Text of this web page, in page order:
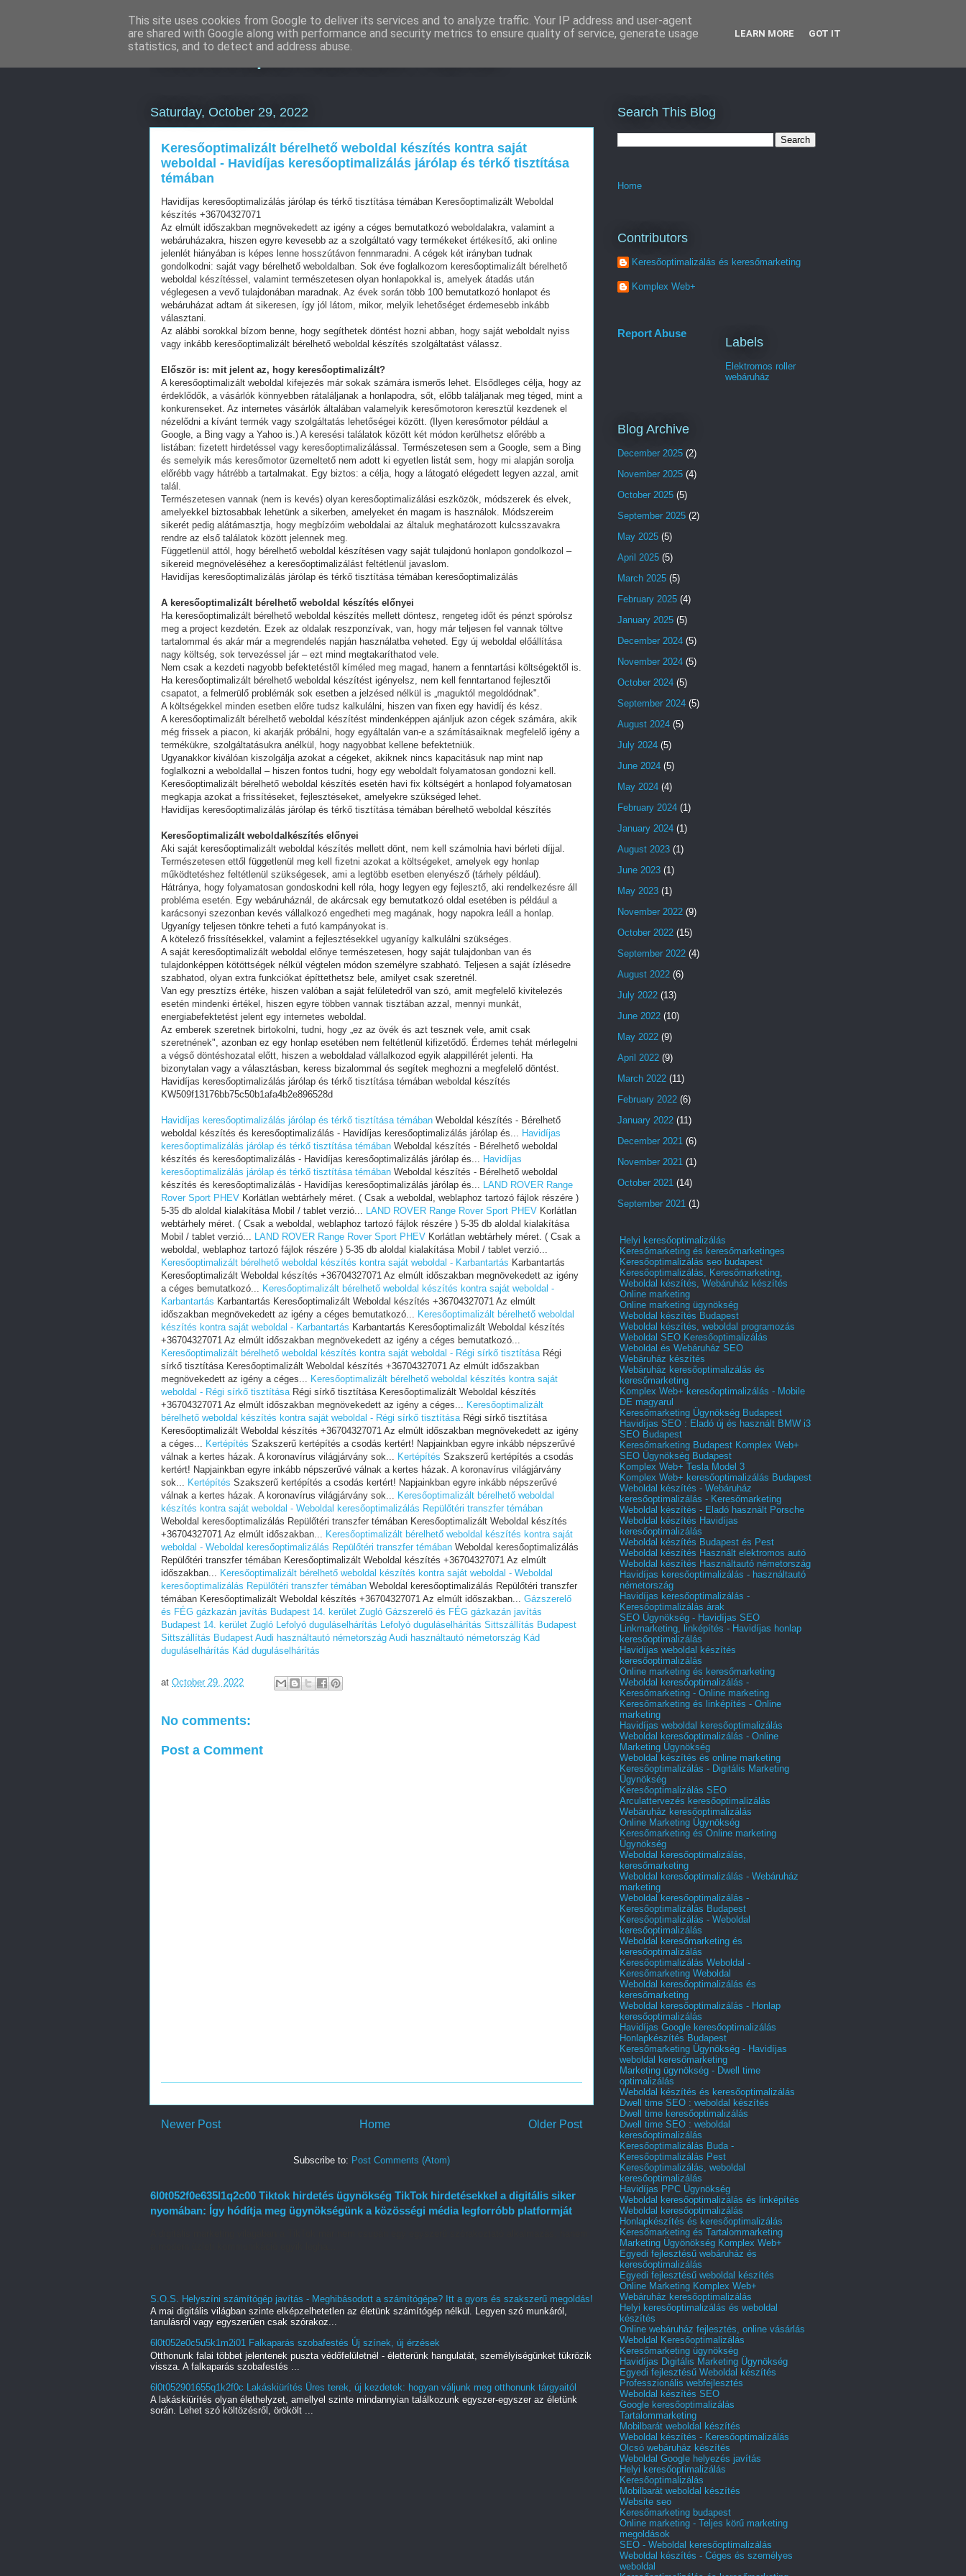
Keresőoptimalizálás : klíma
Saturday, October 29, 2022
Keresőoptimalizált bérelhető weboldal készítés kontra saját
weboldal - Havidíjas keresőoptimalizálás járólap és térkő tisztítása
témában
Havidíjas keresőoptimalizálás járólap és térkő tisztítása témában Keresőoptimalizált Weboldal
készítés +36704327071
Az elmúlt időszakban megnövekedett az igény a céges bemutatkozó weboldalakra, valamint a
webáruházakra, hiszen egyre kevesebb az a szolgáltató vagy termékeket értékesítő, aki online
jelenlét hiányában is képes lenne hosszútávon fennmaradni. A cégek két irányban tudnak
gondolkodni: saját vagy bérelhető weboldalban. Sok éve foglalkozom keresőoptimalizált bérelhető
weboldal készítéssel, valamint természetesen olyan honlapokkal is, amelyek átadás után
véglegesen a vevő tulajdonában maradnak. Az évek során több 100 bemutatkozó honlapot és
webáruházat adtam át sikeresen, így jól látom, mikor, melyik lehetőséget érdemesebb inkább
választani.
Az alábbi sorokkal bízom benne, hogy segíthetek döntést hozni abban, hogy saját weboldalt nyiss
vagy inkább keresőoptimalizált bérelhető weboldal készítés szolgáltatást válassz.
Először is: mit jelent az, hogy keresőoptimalizált?
A keresőoptimalizált weboldal kifejezés már sokak számára ismerős lehet. Elsődleges célja, hogy az
érdeklődők, a vásárlók könnyebben rátaláljanak a honlapodra, sőt, előbb találjanak meg téged, mint a
konkurenseket. Az internetes vásárlók általában valamelyik keresőmotoron keresztül kezdenek el
nézelődni a kívánt termék vagy szolgáltatás lehetőségei között. (Ilyen keresőmotor például a
Google, a Bing vagy a Yahoo is.) A keresési találatok között két módon kerülhetsz előrébb a
listában: fizetett hirdetéssel vagy keresőoptimalizálással. Természetesen sem a Google, sem a Bing
és semelyik más keresőmotor üzemeltető nem adott ki egyetlen listát sem, hogy mi alapján sorolja
előrébb vagy hátrébb a tartalmakat. Egy biztos: a célja, hogy a látogató elégedett legyen azzal, amit
talál.
Természetesen vannak (nem is kevés) olyan keresőoptimalizálási eszközök, módszerek és elvek,
amelyekkel biztosabbak lehetünk a sikerben, amelyeket én magam is használok. Módszereim
sikerét pedig alátámasztja, hogy megbízóim weboldalai az általuk meghatározott kulcsszavakra
rendre az első találatok között jelennek meg.
Függetlenül attól, hogy bérelhető weboldal készítésen vagy saját tulajdonú honlapon gondolkozol –
sikereid megnöveléséhez a keresőoptimalizálást feltétlenül javaslom.
Havidíjas keresőoptimalizálás járólap és térkő tisztítása témában keresőoptimalizálás
A keresőoptimalizált bérelhető weboldal készítés előnyei
Ha keresőoptimalizált bérelhető weboldal készítés mellett döntesz, rengeteg időt és pénzt spórolsz
meg a project kezdetén. Ezek az oldalak reszponzívak, van, hogy már teljesen fel vannak töltve
tartalommal és akár már a megrendelés napján használatba veheted. Egy új weboldal előállítása
nagy költség, sok tervezéssel jár – ezt mind megtakaríthatod vele.
Nem csak a kezdeti nagyobb befektetéstől kíméled meg magad, hanem a fenntartási költségektől is.
Ha keresőoptimalizált bérelhető weboldal készítést igényelsz, nem kell fenntartanod fejlesztői
csapatot, a felmerülő problémák sok esetben a jelzésed nélkül is „maguktól megoldódnak".
A költségekkel minden esetben előre tudsz kalkulálni, hiszen van fixen egy havidíj és kész.
A keresőoptimalizált bérelhető weboldal készítést mindenképpen ajánljuk azon cégek számára, akik
még frissek a piacon, ki akarják próbálni, hogy egyáltalán van-e a számításaiknak megfelelő igény a
termékükre, szolgáltatásukra anélkül, hogy nagyobbat kellene befektetniük.
Ugyanakkor kiválóan kiszolgálja azokat a cégeket, akiknek nincs kapacitásuk nap mint nap
foglalkozni a weboldallal – hiszen fontos tudni, hogy egy weboldalt folyamatosan gondozni kell.
Keresőoptimalizált bérelhető weboldal készítés esetén havi fix költségért a honlapod folyamatosan
megkapja azokat a frissítéseket, fejlesztéseket, amelyekre szükséged lehet.
Havidíjas keresőoptimalizálás járólap és térkő tisztítása témában bérelhető weboldal készítés
Keresőoptimalizált weboldalkészítés előnyei
Aki saját keresőoptimalizált weboldal készítés mellett dönt, nem kell számolnia havi bérleti díjjal.
Természetesen ettől függetlenül meg kell fizetni azokat a költségeket, amelyek egy honlap
működtetéshez feltétlenül szükségesek, ami a legtöbb esetben elenyésző (tárhely például).
Hátránya, hogy folyamatosan gondoskodni kell róla, hogy legyen egy fejlesztő, aki rendelkezésre áll
probléma esetén. Egy webáruháznál, de akárcsak egy bemutatkozó oldal esetében is például a
karácsonyi szezonban kevés vállalkozó engedheti meg magának, hogy napokra leáll a honlap.
Ugyanígy teljesen tönkre teheti a futó kampányokat is.
A kötelező frissítésekkel, valamint a fejlesztésekkel ugyanígy kalkulálni szükséges.
A saját keresőoptimalizált weboldal előnye természetesen, hogy saját tulajdonban van és
tulajdonképpen kötöttségek nélkül végtelen módon személyre szabható. Teljesen a saját ízlésedre
szabhatod, olyan extra funkciókat építtethetsz bele, amilyet csak szeretnél.
Van egy presztízs értéke, hiszen valóban a saját felületedről van szó, amit megfelelő kivitelezés
esetén mindenki értékel, hiszen egyre többen vannak tisztában azzal, mennyi munkát,
energiabefektetést jelent egy internetes weboldal.
Az emberek szeretnek birtokolni, tudni, hogy „ez az övék és azt tesznek vele, amit csak
szeretnének", azonban ez egy honlap esetében nem feltétlenül kifizetődő. Érdemes tehát mérlegelni
a végső döntéshozatal előtt, hiszen a weboldalad vállalkozod egyik alappillérét jelenti. Ha
bizonytalan vagy a választásban, keress bizalommal és segítek meghozni a megfelelő döntést.
Havidíjas keresőoptimalizálás járólap és térkő tisztítása témában weboldal készítés
KW509f13176bb75c50b1afa4b2e896528d
Havidíjas keresőoptimalizálás járólap és térkő tisztítása témában Weboldal készítés - Bérelhető
weboldal készítés és keresőoptimalizálás - Havidíjas keresőoptimalizálás járólap és... Havidíjas
keresőoptimalizálás járólap és térkő tisztítása témában Weboldal készítés - Bérelhető weboldal
készítés és keresőoptimalizálás - Havidíjas keresőoptimalizálás járólap és... Havidíjas
keresőoptimalizálás járólap és térkő tisztítása témában Weboldal készítés - Bérelhető weboldal
készítés és keresőoptimalizálás - Havidíjas keresőoptimalizálás járólap és... LAND ROVER Range
Rover Sport PHEV Korlátlan webtárhely méret. ( Csak a weboldal, weblaphoz tartozó fájlok részére )
5-35 db aloldal kialakítása Mobil / tablet verzió... LAND ROVER Range Rover Sport PHEV Korlátlan
webtárhely méret. ( Csak a weboldal, weblaphoz tartozó fájlok részére ) 5-35 db aloldal kialakítása
Mobil / tablet verzió... LAND ROVER Range Rover Sport PHEV Korlátlan webtárhely méret. ( Csak a
weboldal, weblaphoz tartozó fájlok részére ) 5-35 db aloldal kialakítása Mobil / tablet verzió...
Keresőoptimalizált bérelhető weboldal készítés kontra saját weboldal - Karbantartás Karbantartás
Keresőoptimalizált Weboldal készítés +36704327071 Az elmúlt időszakban megnövekedett az igény
a céges bemutatkozó... Keresőoptimalizált bérelhető weboldal készítés kontra saját weboldal -
Karbantartás Karbantartás Keresőoptimalizált Weboldal készítés +36704327071 Az elmúlt
időszakban megnövekedett az igény a céges bemutatkozó... Keresőoptimalizált bérelhető weboldal
készítés kontra saját weboldal - Karbantartás Karbantartás Keresőoptimalizált Weboldal készítés
+36704327071 Az elmúlt időszakban megnövekedett az igény a céges bemutatkozó...
Keresőoptimalizált bérelhető weboldal készítés kontra saját weboldal - Régi sírkő tisztításaRégi
sírkő tisztítása Keresőoptimalizált Weboldal készítés +36704327071 Az elmúlt időszakban
megnövekedett az igény a céges... Keresőoptimalizált bérelhető weboldal készítés kontra saját
weboldal - Régi sírkő tisztításaRégi sírkő tisztítása Keresőoptimalizált Weboldal készítés
+36704327071 Az elmúlt időszakban megnövekedett az igény a céges... Keresőoptimalizált
bérelhető weboldal készítés kontra saját weboldal - Régi sírkő tisztításaRégi sírkő tisztítása
Keresőoptimalizált Weboldal készítés +36704327071 Az elmúlt időszakban megnövekedett az igény
a céges... Kertépítés Szakszerű kertépítés a csodás kertért! Napjainkban egyre inkább népszerűvé
válnak a kertes házak. A koronavírus világjárvány sok... Kertépítés Szakszerű kertépítés a csodás
kertért! Napjainkban egyre inkább népszerűvé válnak a kertes házak. A koronavírus világjárvány
sok... Kertépítés Szakszerű kertépítés a csodás kertért! Napjainkban egyre inkább népszerűvé
válnak a kertes házak. A koronavírus világjárvány sok... Keresőoptimalizált bérelhető weboldal
készítés kontra saját weboldal - Weboldal keresőoptimalizálás Repülőtéri transzfer témában
Weboldal keresőoptimalizálás Repülőtéri transzfer témában Keresőoptimalizált Weboldal készítés
+36704327071 Az elmúlt időszakban... Keresőoptimalizált bérelhető weboldal készítés kontra saját
weboldal - Weboldal keresőoptimalizálás Repülőtéri transzfer témában Weboldal keresőoptimalizálás
Repülőtéri transzfer témában Keresőoptimalizált Weboldal készítés +36704327071 Az elmúlt
időszakban... Keresőoptimalizált bérelhető weboldal készítés kontra saját weboldal - Weboldal
keresőoptimalizálás Repülőtéri transzfer témában Weboldal keresőoptimalizálás Repülőtéri transzfer
témában Keresőoptimalizált Weboldal készítés +36704327071 Az elmúlt időszakban... Gázszerelő
és FÉG gázkazán javítás Budapest 14. kerület Zugló Gázszerelő és FÉG gázkazán javítás
Budapest 14. kerület Zugló Lefolyó duguláselhárítás Lefolyó duguláselhárítás Sittszállítás Budapest
Sittszállítás Budapest Audi használtautó németország Audi használtautó németország Kád
duguláselhárítás Kád duguláselhárítás
at October 29, 2022
No comments:
Post a Comment
Newer Post Older Post
Home
Subscribe to: Post Comments (Atom)
6l0t052f0e635l1q2c00 Tiktok hirdetés ügynökség TikTok hirdetésekkel a digitális siker
nyomában: Így hódítja meg ügynökségünk a közösségi média legforróbb platformját
S.O.S. Helyszíni számítógép javítás - Meghibásodott a számítógépe? Itt a gyors és szakszerű megoldás!
A mai digitális világban szinte elképzelhetetlen az életünk számítógép nélkül. Legyen szó munkáról,
tanulásról vagy egyszerűen csak szórakoz...
6l0t052e0c5u5k1m2i01 Falkaparás szobafestés Új színek, új érzések
Otthonunk falai többet jelentenek puszta védőfelületnél - életterünk hangulatát, személyiségünket tükrözik
vissza. A falkaparás szobafestés ...
6l0t052901655q1k2f0c Lakáskiürítés Üres terek, új kezdetek: hogyan váljunk meg otthonunk tárgyaitól
A lakáskiürítés olyan élethelyzet, amellyel szinte mindannyian találkozunk egyszer-egyszer az életünk
során. Lehet szó költözésről, örökölt ...
Search This Blog
Home
Contributors
Keresőoptimalizálás és keresőmarketing
Komplex Web+
Report Abuse
Labels
Elektromos roller
webáruház
Blog Archive
December 2025 (2)
November 2025 (4)
October 2025 (5)
September 2025 (2)
May 2025 (5)
April 2025 (5)
March 2025 (5)
February 2025 (4)
January 2025 (5)
December 2024 (5)
November 2024 (5)
October 2024 (5)
September 2024 (5)
August 2024 (5)
July 2024 (5)
June 2024 (5)
May 2024 (4)
February 2024 (1)
January 2024 (1)
August 2023 (1)
June 2023 (1)
May 2023 (1)
November 2022 (9)
October 2022 (15)
September 2022 (4)
August 2022 (6)
July 2022 (13)
June 2022 (10)
May 2022 (9)
April 2022 (9)
March 2022 (11)
February 2022 (6)
January 2022 (11)
December 2021 (6)
November 2021 (1)
October 2021 (14)
September 2021 (1)
Helyi keresőoptimalizálás
Keresőmarketing és keresőmarketinges
Keresőoptimalizálás seo budapest
Keresőoptimalizálás, Keresőmarketing,
Weboldal készítés, Webáruház készítés
Online marketing
Online marketing ügynökség
Weboldal készítés Budapest
Weboldal készítés, weboldal programozás
Weboldal SEO Keresőoptimalizálás
Weboldal és Webáruház SEO
Webáruház készítés
Webáruház keresőoptimalizálás és
keresőmarketing
Komplex Web+ keresőoptimalizálás - Mobile
DE magyarul
Keresőmarketing Ügynökség Budapest
Havidíjas SEO : Eladó új és használt BMW i3
SEO Budapest
Keresőmarketing Budapest Komplex Web+
SEO Ügynökség Budapest
Komplex Web+ Tesla Model 3
Komplex Web+ keresőoptimalizálás Budapest
Weboldal készítés - Webáruház
keresőoptimalizálás - Keresőmarketing
Weboldal készítés - Eladó használt Porsche
Weboldal készítés Havidíjas
keresőoptimalizálás
Weboldal készítés Budapest és Pest
Weboldal készítés Használt elektromos autó
Weboldal készítés Használtautó németország
Havidíjas keresőoptimalizálás - használtautó
németország
Havidíjas keresőoptimalizálás -
Keresőoptimalizálás árak
SEO Ügynökség - Havidíjas SEO
Linkmarketing, linképítés - Havidíjas honlap
keresőoptimalizálás
Havidíjas weboldal készítés
keresőoptimalizálás
Online marketing és keresőmarketing
Weboldal keresőoptimalizálás -
Keresőmarketing - Online marketing
Keresőmarketing és linképítés - Online
marketing
Havidíjas weboldal keresőoptimalizálás
Weboldal keresőoptimalizálás - Online
Marketing Ügynökség
Weboldal készítés és online marketing
Keresőoptimalizálás - Digitális Marketing
Ügynökség
Keresőoptimalizálás SEO
Arculattervezés keresőoptimalizálás
Webáruház keresőoptimalizálás
Online Marketing Ügynökség
Keresőmarketing és Online marketing
Ügynökség
Weboldal keresőoptimalizálás,
keresőmarketing
Weboldal keresőoptimalizálás - Webáruház
marketing
Weboldal keresőoptimalizálás -
Keresőoptimalizálás Budapest
Keresőoptimalizálás - Weboldal
keresőoptimalizálás
Weboldal keresőmarketing és
keresőoptimalizálás
Keresőoptimalizálás Weboldal -
Keresőmarketing Weboldal
Weboldal keresőoptimalizálás és
keresőmarketing
Weboldal keresőoptimalizálás - Honlap
keresőoptimalizálás
Havidíjas Google keresőoptimalizálás
Honlapkészítés Budapest
Keresőmarketing Ügynökség - Havidíjas
weboldal keresőmarketing
Marketing ügynökség - Dwell time
optimalizálás
Weboldal készítés és keresőoptimalizálás
Dwell time SEO : weboldal készítés
Dwell time keresőoptimalizálás
Dwell time SEO : weboldal
keresőoptimalizálás
Keresőoptimalizálás Buda -
Keresőoptimalizálás Pest
Keresőoptimalizálás, weboldal
keresőoptimalizálás
Havidíjas PPC Ügynökség
Weboldal keresőoptimalizálás és linképítés
Weboldal keresőoptimalizálás
Honlapkészítés és keresőoptimalizálás
Keresőmarketing és Tartalommarketing
Marketing Ügyönökség Komplex Web+
Egyedi fejlesztésű webáruház és
keresőoptimalizálás
Egyedi fejlesztésű weboldal készítés
Online Marketing Komplex Web+
Webáruház keresőoptimalizálás
Helyi keresőoptimalizálás és weboldal
készítés
Online webáruház fejlesztés, online vásárlás
Weboldal Keresőoptimalizálás
Keresőmarketing ügynökség
Havidíjas Digitális Marketing Ügynökség
Egyedi fejlesztésű Weboldal készítés
Professzionális webfejlesztés
Weboldal készítés SEO
Google keresőoptimalizálás
Tartalommarketing
Mobilbarát weboldal készítés
Weboldal készítés - Keresőoptimalizálás
Olcsó webáruház készítés
Weboldal Google helyezés javítás
Helyi keresőoptimalizálás
Keresőoptimalizálás
Mobilbarát weboldal készítés
Website seo
Keresőmarketing budapest
Online marketing - Teljes körű marketing
megoldások
SEO - Weboldal keresőoptimalizálás
Weboldal készítés - Céges és személyes
weboldal
This site uses cookies from Google to deliver its services and to analyze traffic. Your IP address and user-agent
are shared with Google along with performance and security metrics to ensure quality of service, generate usage
statistics, and to detect and address abuse.
LEARN MORE GOT IT